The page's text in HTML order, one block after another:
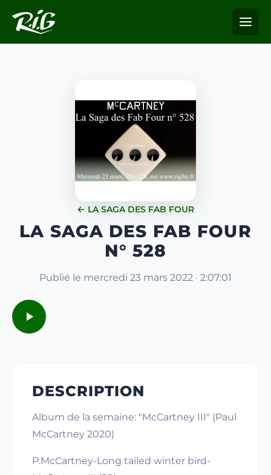
← LA SAGA DES FAB FOUR
LA SAGA DES FAB FOUR
N° 528
Publié le mercredi 23 mars 2022 · 2:07:01
DESCRIPTION
Album de la semaine: "McCartney III" (Paul
McCartney 2020)
P.McCartney-Long tailed winter bird-